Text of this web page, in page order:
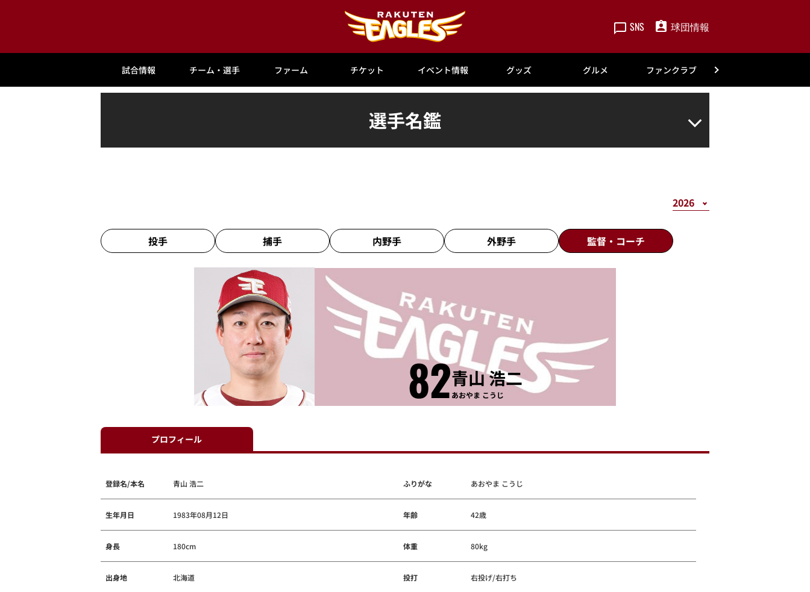
SNS 球団情報
試合情報 チーム・選手 ファーム チケット イベント情報 グッズ グルメ ファンクラブ
選手名鑑
投手 捕手 内野手 外野手 監督・ コーチ
82青山 浩二
あおやま こうじ
プロフィール
登録名/本名 青山 浩二 ふりがな あおやま こうじ
生年月日 1983年08月12日 年齢 42歳
身長 180cm 体重 80kg
出身地 北海道 投打 右投げ/右打ち